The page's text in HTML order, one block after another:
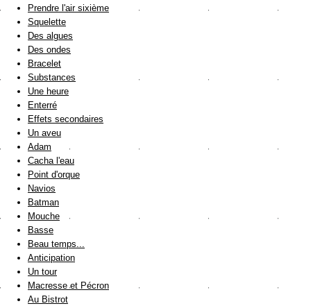
Prendre l'air sixième
Squelette
Des algues
Des ondes
Bracelet
Substances
Une heure
Enterré
Effets secondaires
Un aveu
Adam
Cacha l'eau
Point d'orque
Navios
Batman
Mouche
Basse
Beau temps...
Anticipation
Un tour
Macresse et Pécron
Au Bistrot